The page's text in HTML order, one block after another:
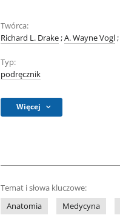
Twórca:
Richard L. Drake;A. Wayne Vogl;
Typ:
podręcznik
Więcej
Temat i słowa kluczowe:
Anatomia
Medycyna